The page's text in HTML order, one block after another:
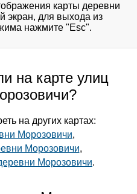
карты деревни
экран, для выхода из
нажмите "Esc".
на карте улиц
на других картах:
Морозовичи,
Морозовичи,
Морозовичи.